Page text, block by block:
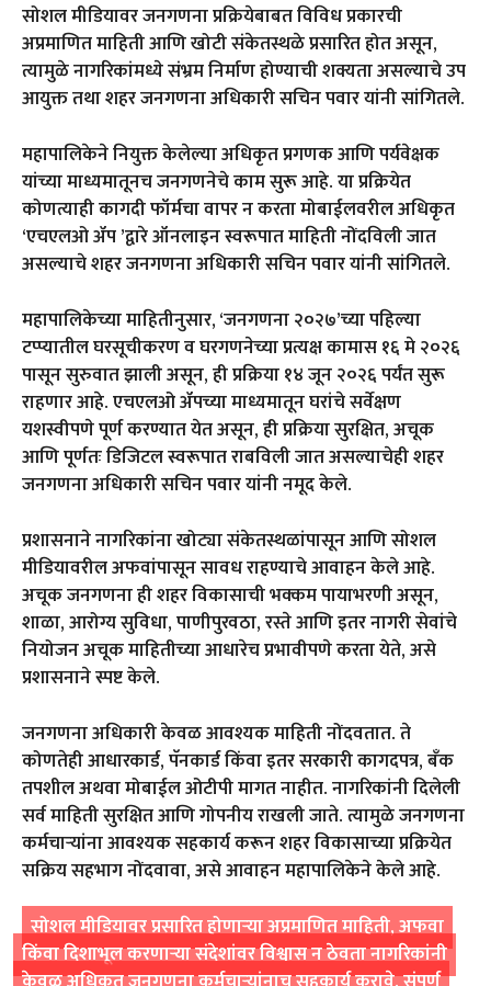
सोशल मीडियावर जनगणना प्रक्रियेबाबत विविध प्रकारची
अप्रमाणित माहिती आणि खोटी संकेतस्थळे प्रसारित होत असून,
त्यामुळे नागरिकांमध्ये संभ्रम निर्माण होण्याची शक्यता असल्याचे उप
आयुक्त तथा शहर जनगणना अधिकारी सचिन पवार यांनी सांगितले.
महापालिकेने नियुक्त केलेल्या अधिकृत प्रगणक आणि पर्यवेक्षक
यांच्या माध्यमातूनच जनगणनेचे काम सुरू आहे. या प्रक्रियेत
कोणत्याही कागदी फॉर्मचा वापर न करता मोबाईलवरील अधिकृत
‘एचएलओ ॲप ’द्वारे ऑनलाइन स्वरूपात माहिती नोंदविली जात
असल्याचे शहर जनगणना अधिकारी सचिन पवार यांनी सांगितले.
महापालिकेच्या माहितीनुसार, ‘जनगणना २०२७’च्या पहिल्या
टप्प्यातील घरसूचीकरण व घरगणनेच्या प्रत्यक्ष कामास १६ मे २०२६
पासून सुरुवात झाली असून, ही प्रक्रिया १४ जून २०२६ पर्यंत सुरू
राहणार आहे. एचएलओ ॲपच्या माध्यमातून घरांचे सर्वेक्षण
यशस्वीपणे पूर्ण करण्यात येत असून, ही प्रक्रिया सुरक्षित, अचूक
आणि पूर्णतः डिजिटल स्वरूपात राबविली जात असल्याचेही शहर
जनगणना अधिकारी सचिन पवार यांनी नमूद केले.
प्रशासनाने नागरिकांना खोट्या संकेतस्थळांपासून आणि सोशल
मीडियावरील अफवांपासून सावध राहण्याचे आवाहन केले आहे.
अचूक जनगणना ही शहर विकासाची भक्कम पायाभरणी असून,
शाळा, आरोग्य सुविधा, पाणीपुरवठा, रस्ते आणि इतर नागरी सेवांचे
नियोजन अचूक माहितीच्या आधारेच प्रभावीपणे करता येते, असे
प्रशासनाने स्पष्ट केले.
जनगणना अधिकारी केवळ आवश्यक माहिती नोंदवतात. ते
कोणतेही आधारकार्ड, पॅनकार्ड किंवा इतर सरकारी कागदपत्र, बँक
तपशील अथवा मोबाईल ओटीपी मागत नाहीत. नागरिकांनी दिलेली
सर्व माहिती सुरक्षित आणि गोपनीय राखली जाते. त्यामुळे जनगणना
कर्मचाऱ्यांना आवश्यक सहकार्य करून शहर विकासाच्या प्रक्रियेत
सक्रिय सहभाग नोंदवावा, असे आवाहन महापालिकेने केले आहे.
सोशल मीडियावर प्रसारित होणाऱ्या अप्रमाणित माहिती, अफवा
किंवा दिशाभूल करणाऱ्या संदेशांवर विश्वास न ठेवता नागरिकांनी